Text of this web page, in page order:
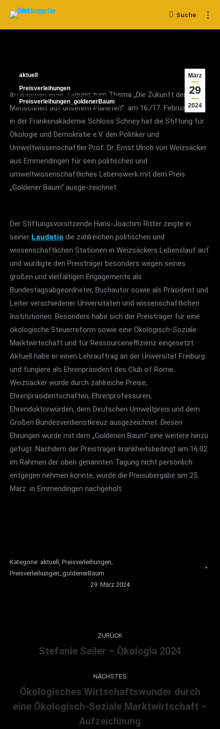
Search:
Suche
März
29
2024
aktuell
Preisverleihungen
Preisverleihungen_goldenerBaum
Im Rahmen einer Tagung zum Thema „Die Zukunft der
Menschheit auf unserem Planeten“ am 16./17. Februar 2024
in der Frankenakademie Schloss Schney hat die Stiftung für
Ökologie und Demokratie e.V. den Politiker und
Umweltwissenschaftler Prof. Dr. Ernst Ulrich von Weizsäcker
aus Emmendingen für sein politisches und
umweltwissenschaftliches Lebenswerk mit dem Preis
„Goldener Baum“ ausge-zeichnet.
Der Stiftungsvorsitzende Hans-Joachim Ritter zeigte in
seiner Laudatio die zahlreichen politischen und
wissenschaftlichen Stationen in Weizsäckers Lebenslauf auf
und würdigte den Preisträger besonders wegen seines
großen und vielfältigen Engagements als
Bundestagsabgeordneter, Buchautor sowie als Präsident und
Leiter verschiedener Universitäten und wissenschaftlichen
Institutionen. Besonders habe sich der Preisträger für eine
ökologische Steuerreform sowie eine Ökologisch-Soziale
Marktwirtschaft und für Ressourceneffizienz eingesetzt.
Aktuell habe er einen Lehrauftrag an der Universität Freiburg
und fungiere als Ehrenpräsident des Club of Rome.
Weizsäcker wurde durch zahlreiche Preise,
Ehrenpräsidentschaften, Ehrenprofessuren,
Ehrendoktorwürden, dem Deutschen Umweltpreis und dem
Großen Bundesverdienstkreuz ausgezeichnet. Diesen
Ehrungen wurde mit dem „Goldenen Baum“ eine weitere hinzu
gefügt. Nachdem der Preisträger krankheitsbedingt am 16.02.
im Rahmen der oben genannten Tagung nicht persönlich
entgegen nehmen konnte, wurde die Preisübergabe am 25.
März in Emmendingen nachgeholt.
Kategorie: aktuell , Preisverleihungen,
Preisverleihungen_goldenerBaum
29. März 2024
Kommentarnavigation
ZURÜCK
Vorheriger
Stefanie Seiler – Ökologia 2024
NÄCHSTES
Nächster
Beitrag:
Ökologisches Wirtschaftswunder durch
eine Ökologisch-Soziale Marktwirtschaft –
Aufzeichnung